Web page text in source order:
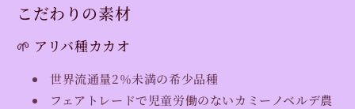
こだわりの素材
🌱 アリバ種カカオ
世界流通量2％未満の希少品種
フェアトレードで児童労働のないカミーノベルデ農